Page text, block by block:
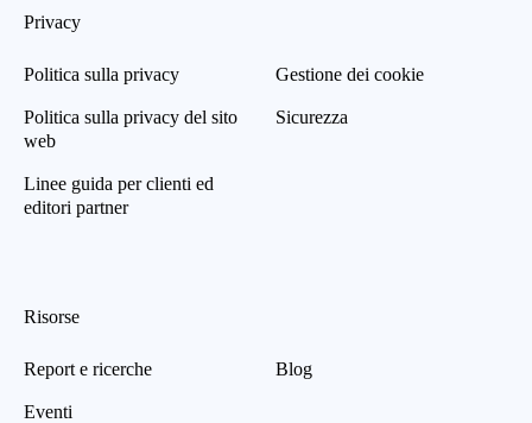
Privacy
Politica sulla privacy
Politica sulla privacy del sito
web
Linee guida per clienti ed
editori partner
Gestione dei cookie
Sicurezza
Risorse
Report e ricerche
Eventi
Blog